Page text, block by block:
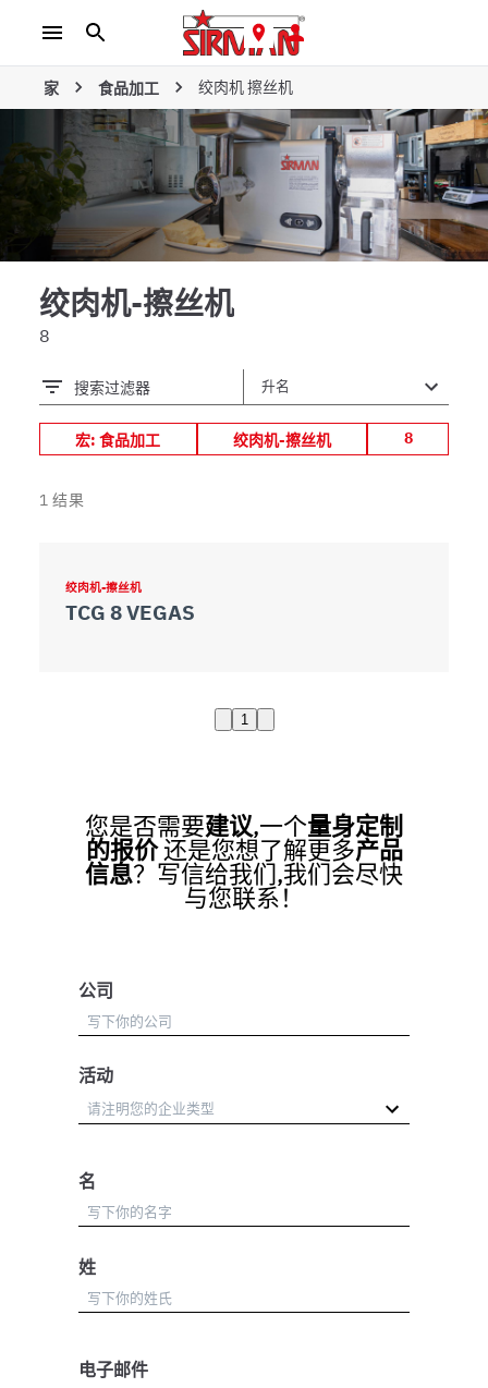
家 食品加工 绞肉机 擦丝机
绞肉机-擦丝机
8
搜索过滤器
宏: 食品加工 绞肉机-擦丝机 8
1 结果
绞肉机-擦丝机
TCG 8 VEGAS
1
您是否需要建议,一个量身定制
的报价还是您想了解更多产品
信息？写信给我们,我们会尽快
与您联系！
公司
活动
名
姓
电子邮件